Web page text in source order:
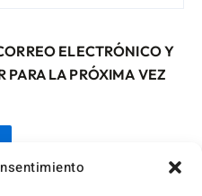
ELECTRÓNICO Y
PARA LA PRÓXIMA VEZ